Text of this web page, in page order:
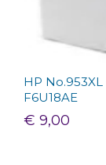
HP
F6U18AE
€ 9,00